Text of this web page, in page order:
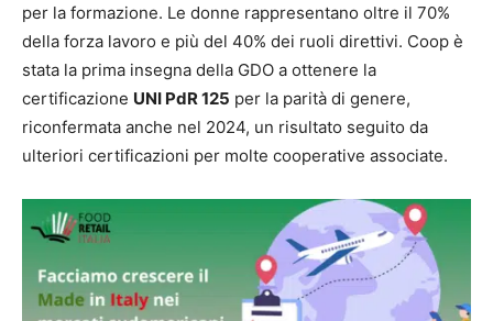
per la formazione. Le donne rappresentano oltre il 70%
della forza lavoro e più del 40% dei ruoli direttivi. Coop è
stata la prima insegna della GDO a ottenere la
certificazione UNI PdR 125 per la parità di genere,
riconfermata anche nel 2024, un risultato seguito da
ulteriori certificazioni per molte cooperative associate.